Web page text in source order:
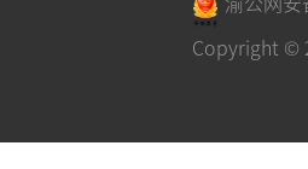
Copyright ©